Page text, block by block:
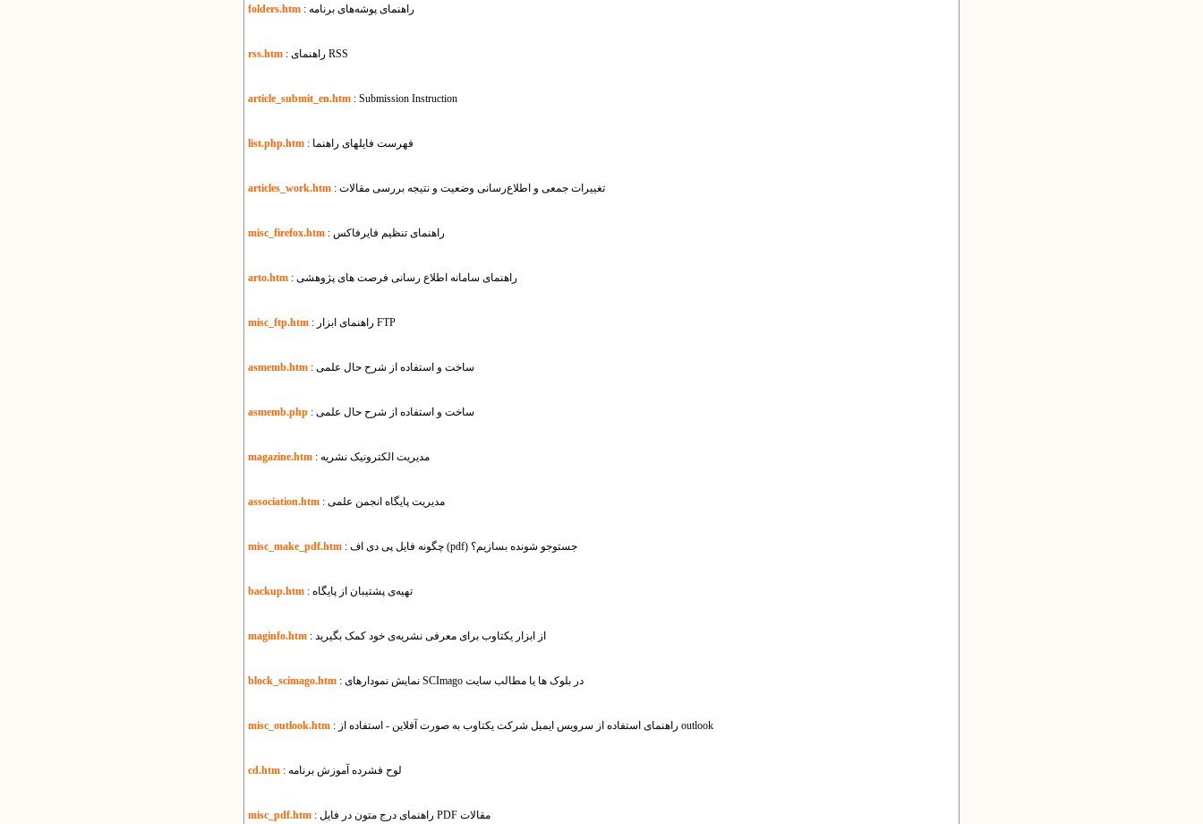
folders.htm : راهنمای پوشه‌های برنامه
rss.htm : راهنمای RSS
article_submit_en.htm : Submission Instruction
list.php.htm : فهرست فایل​های راهنما
articles_work.htm : تغییرات جمعی و اطلاع‌رسانی وضعیت و نتیجه بررسی مقالات
misc_firefox.htm : راهنمای تنظیم فایرفاکس
arto.htm : راهنمای سامانه اطلاع رسانی فرصت های پژوهشی
misc_ftp.htm : راهنمای ابزار FTP
asmemb.htm : ساخت و استفاده از شرح حال علمی
asmemb.php : ساخت و استفاده از شرح حال علمی
magazine.htm : مدیریت الکترونیک نشریه
association.htm : مدیریت پایگاه انجمن علمی
misc_make_pdf.htm : چگونه فایل پی دی اف (pdf) جستوجو شونده بسازیم؟
backup.htm : تهیه‌ی پشتیبان از پایگاه
maginfo.htm : از ابزار یکتاوب برای معرفی نشریه‌ی خود کمک بگیرید
block_scimago.htm : نمایش نمودارهای SCImago در بلوک ها یا مطالب سایت
misc_outlook.htm : راهنمای استفاده از سرویس ایمیل شرکت یکتاوب به صورت آفلاین - استفاده از outlook
cd.htm : لوح فشرده آموزش برنامه
misc_pdf.htm : راهنمای درج متون در فایل PDF مقالات